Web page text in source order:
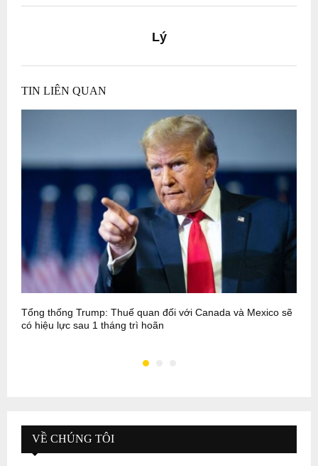
Lý
TIN LIÊN QUAN
Tổng thống Trump: Thuế quan đối với Canada và Mexico sẽ
có hiệu lực sau 1 tháng trì hoãn
VỀ CHÚNG TÔI